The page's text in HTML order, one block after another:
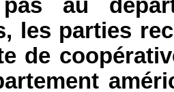
pas au
les parties
de